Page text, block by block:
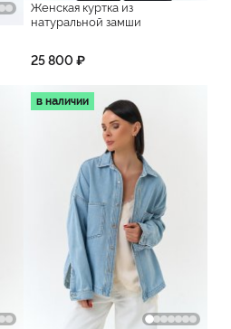
Женская куртка из
натуральной замши
25 800 ₽
в наличии